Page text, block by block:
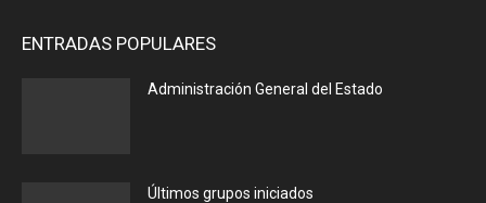
ENTRADAS POPULARES
Administración General del Estado
Últimos grupos iniciados